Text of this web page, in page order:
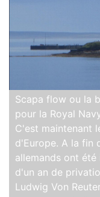
Scapa flow ou la
pour la Royal
C'est maintenant
d'Europe. A la fin
allemands ont
d'un an de
Ludwig Von